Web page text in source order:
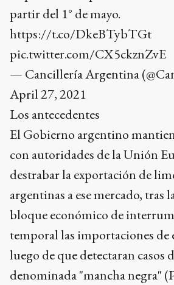
partir del 1° de mayo.
https://t.co/DkeBTybTGt
pic.twitter.com/CX5ckznZvE
— Cancillería Argentina
April 27, 2021
Los antecedentes
El Gobierno argentino
con autoridades de la Unión
destrabar la exportación de
argentinas a ese mercado, tras
bloque económico de
temporal las importaciones de
luego de que detectaran casos
denominada "mancha negra"